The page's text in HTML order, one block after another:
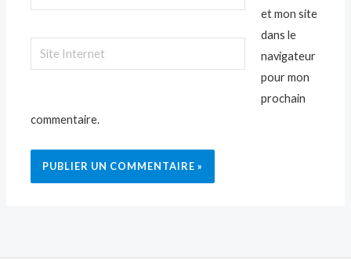
Site
Internet
et mon site
dans le
navigateur
pour mon
prochain
commentaire.